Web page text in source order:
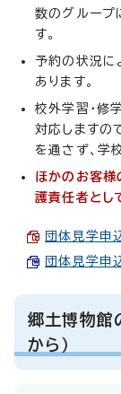
数のグループ
す。
予約の状況に
あります。
校外学習・修
対応しますの
を通さず、学
ほかのお客様
護責任者とし
団体見学申
団体見学申
郷土博物館
から）